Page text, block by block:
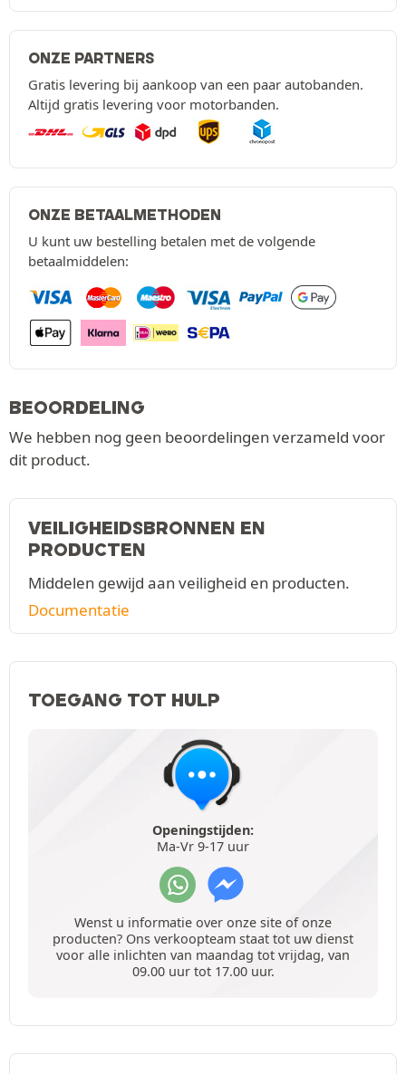
ONZE PARTNERS
Gratis levering bij aankoop van een paar autobanden.
Altijd gratis levering voor motorbanden.
ONZE BETAALMETHODEN
U kunt uw bestelling betalen met de volgende
betaalmiddelen:
BEOORDELING
We hebben nog geen beoordelingen verzameld voor
dit product.
VEILIGHEIDSBRONNEN EN
PRODUCTEN
Middelen gewijd aan veiligheid en producten.
Documentatie
TOEGANG TOT HULP
Openingstijden:
Ma-Vr 9-17 uur
Wenst u informatie over onze site of onze
producten? Ons verkoopteam staat tot uw dienst
voor alle inlichten van maandag tot vrijdag, van
09.00 uur tot 17.00 uur.